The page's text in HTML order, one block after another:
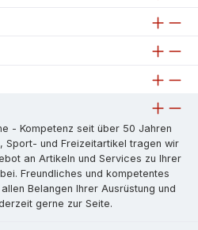
- Kompetenz seit über 50 Jahren
Sport- und Freizeitartikel tragen wir
an Artikeln und Services zu Ihrer
Freundliches und kompetentes
Belangen Ihrer Ausrüstung und
gerne zur Seite.